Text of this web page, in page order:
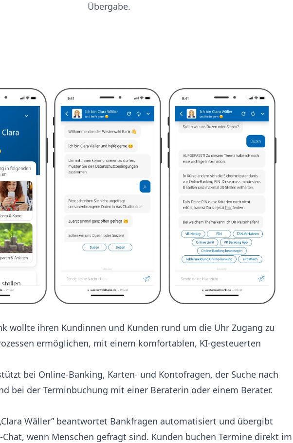
Übergabe.
wollte ihren Kundinnen und Kunden rund um die Uhr Zugang zu
ermöglichen, mit einem komfortablen, KI-gesteuerten
bei Online-Banking, Karten- und Kontofragen, der Suche nach
bei der Terminbuchung mit einer Beraterin oder einem Berater.
Wäller” beantwortet Bankfragen automatisiert und übergibt
wenn Menschen gefragt sind. Kunden buchen Termine direkt im